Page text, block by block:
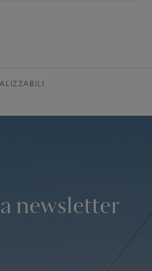
newsletter